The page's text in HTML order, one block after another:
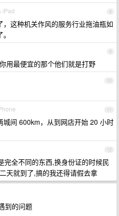
8
iPad
这种机关作风的服务行业拖油瓶如
9
用最便宜的那个他们就是打野
10
11
城间 600km，从到网店开始 20 小时
12
完全不同的东西,换身份证的时候民
天就到了,搞的我还得请假去拿
到的问题